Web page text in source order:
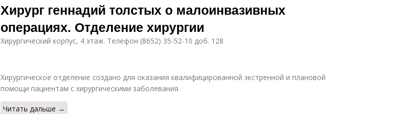
Хирург геннадий толстых о малоинвазивных
операциях. Отделение хирургии
Хирургический корпус, 4 этаж. Телефон (8652) 35-52-10 доб. 128
Хирургическое отделение создано для оказания квалифицированной экстренной и плановой
помощи пациентам с хирургическими заболевания.
Читать дальше →